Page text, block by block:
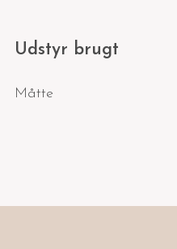
Udstyr brugt
Måtte